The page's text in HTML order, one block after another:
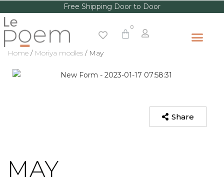
Free Shipping Door to Door
Home / Moriya modles / May
Share
MAY